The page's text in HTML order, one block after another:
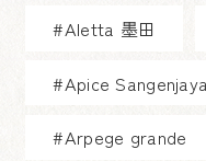
#Aletta 墨田
#Apice Sangenjaya
#Arpege grande